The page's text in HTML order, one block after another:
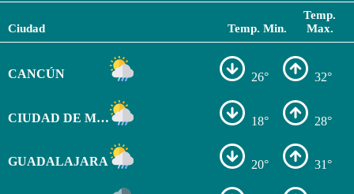
Ciudad Temp. Min.
Temp.
Max.
CANCÚN 26° 32°
CIUDAD DE MÉXICO 18° 28°
GUADALAJARA 20° 31°